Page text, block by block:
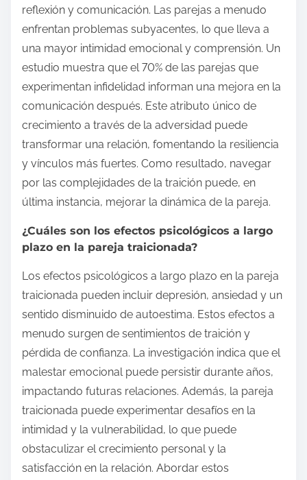
reflexión y comunicación. Las parejas a menudo
enfrentan problemas subyacentes, lo que lleva a
una mayor intimidad emocional y comprensión. Un
estudio muestra que el 70% de las parejas que
experimentan infidelidad informan una mejora en la
comunicación después. Este atributo único de
crecimiento a través de la adversidad puede
transformar una relación, fomentando la resiliencia
y vínculos más fuertes. Como resultado, navegar
por las complejidades de la traición puede, en
última instancia, mejorar la dinámica de la pareja.
¿Cuáles son los efectos psicológicos a largo
plazo en la pareja traicionada?
Los efectos psicológicos a largo plazo en la pareja
traicionada pueden incluir depresión, ansiedad y un
sentido disminuido de autoestima. Estos efectos a
menudo surgen de sentimientos de traición y
pérdida de confianza. La investigación indica que el
malestar emocional puede persistir durante años,
impactando futuras relaciones. Además, la pareja
traicionada puede experimentar desafíos en la
intimidad y la vulnerabilidad, lo que puede
obstaculizar el crecimiento personal y la
satisfacción en la relación. Abordar estos